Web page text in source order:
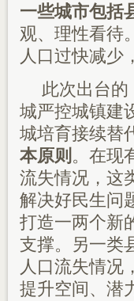
一些城市包括
观、理性看待
人口过快减少
此次出台
城严控城镇建
城培育接续替
本原则 。在现
流失情况，这
解决好民生问
打造一两个新
支撑。另一类
人口流失情况
提升空间、潜